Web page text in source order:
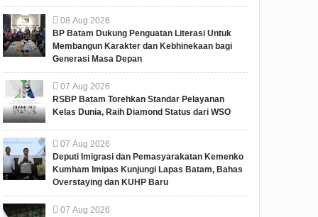
08 Aug 2026
BP Batam Dukung Penguatan Literasi Untuk
Membangun Karakter dan Kebhinekaan bagi
Generasi Masa Depan
07 Aug 2026
RSBP Batam Torehkan Standar Pelayanan
Kelas Dunia, Raih Diamond Status dari WSO
07 Aug 2026
Deputi Imigrasi dan Pemasyarakatan Kemenko
Kumham Imipas Kunjungi Lapas Batam, Bahas
Overstaying dan KUHP Baru
07 Aug 2026